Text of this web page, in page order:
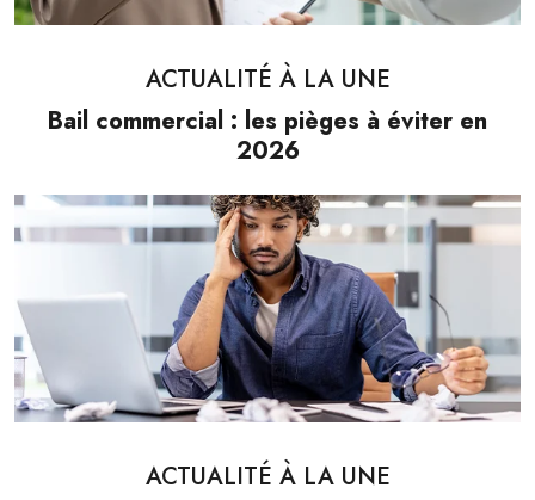
ACTUALITÉ À LA UNE
Bail commercial : les pièges à éviter en
2026
ACTUALITÉ À LA UNE